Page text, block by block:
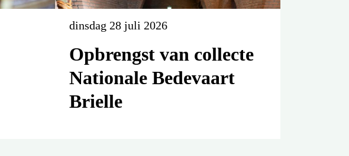
dinsdag 28 juli 2026
Opbrengst van collecte
Nationale Bedevaart
Brielle